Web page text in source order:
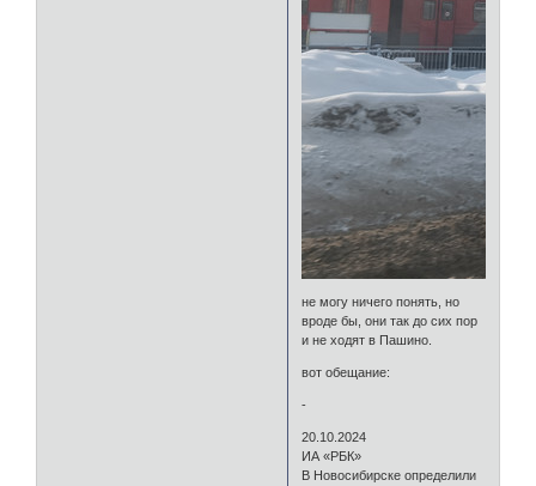
не могу ничего понять, но
вроде бы, они так до сих пор
и не ходят в Пашино.
вот обещание:
-
20.10.2024
ИА «РБК»
В Новосибирске определили